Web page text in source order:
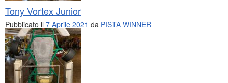
Tony Vortex Junior
Pubblicato il 7 Aprile 2021 da PISTA WINNER